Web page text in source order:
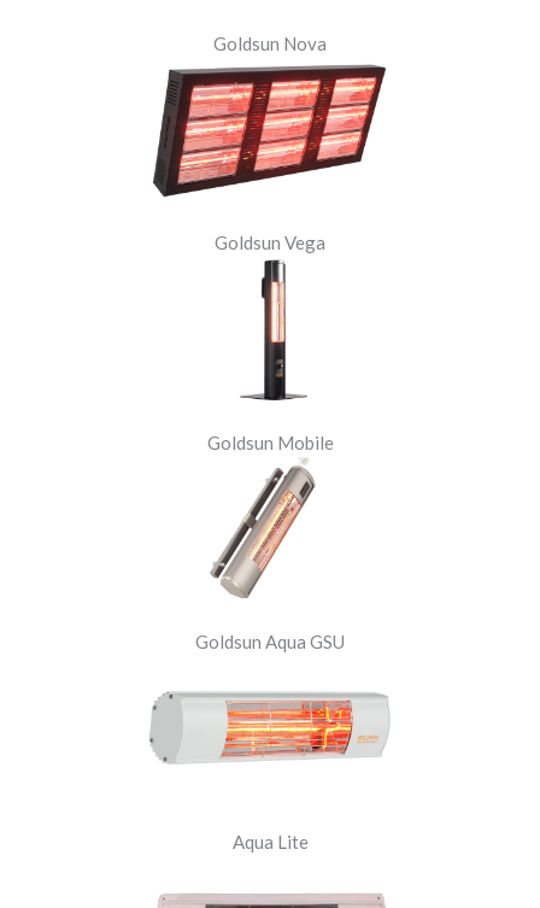
Goldsun Nova
Goldsun Vega
Goldsun Mobile
Goldsun Aqua GSU
Aqua Lite